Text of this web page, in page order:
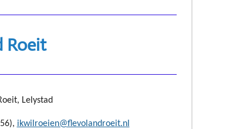
Roeit
Lelystad
ikwilroeien@flevolandroeit.nl